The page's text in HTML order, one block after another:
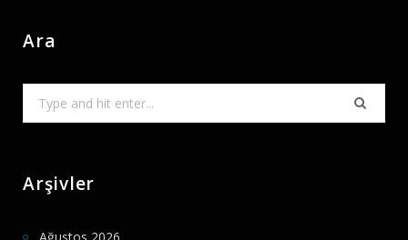
Ara
Arşivler